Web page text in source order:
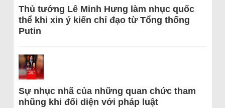
Thủ tướng Lê Minh Hưng làm nhục quốc
thể khi xin ý kiến chỉ đạo từ Tổng thống
Putin
Sự nhục nhã của những quan chức tham
nhũng khi đối diện với pháp luật